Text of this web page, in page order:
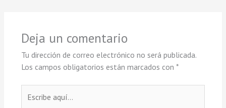
Deja un comentario
Tu dirección de correo electrónico no será publicada.
Los campos obligatorios están marcados con *
aquí...